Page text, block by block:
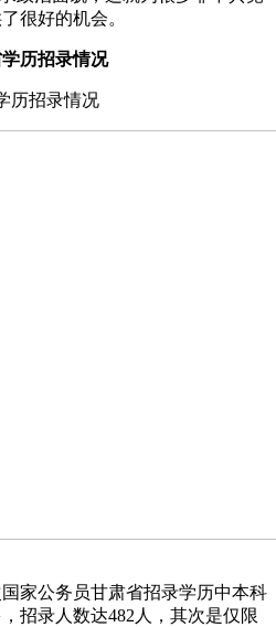
很好的机会。
历招录情况
历招录情况
家公务员甘肃省招录学历中本科
招录人数达482人，其次是仅限